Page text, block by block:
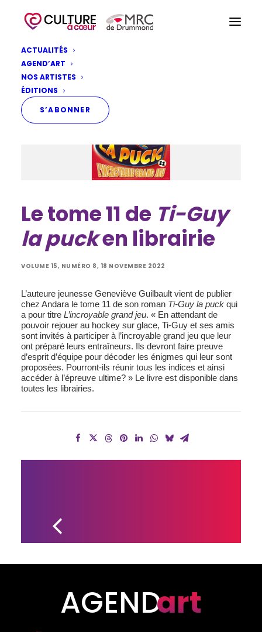
ACTUALITÉS
AGEND’ART
NOS ARTISTES
ÉDITIONS
S’ABONNER
Le tome 11 de Ti-Guy
la pucken librairie
VOLUME 15, NUMÉRO 8, 18 NOVEMBRE 2022
L’auteure jeunesse Geneviève Guilbault vient de publier
chez Andara le tome 11 de son roman Ti-Guy la puck qui
a pour titre L’incroyable grand jeu. « En attendant de
pouvoir rejouer au hockey sur glace, Ti-Guy et ses amis
sont invités à participer à l’incroyable grand jeu que leur
ont préparé leurs entraîneurs. Ils devront faire preuve
d’esprit d’équipe pour décoder les énigmes qui leur sont
proposées. Pourront-ils réunir tous les indices et ainsi
accéder à l’épreuve ultime? » Le livre est disponible dans
toutes les librairies.
D'ART
AGENDart